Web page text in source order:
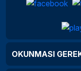
OKUNMASI